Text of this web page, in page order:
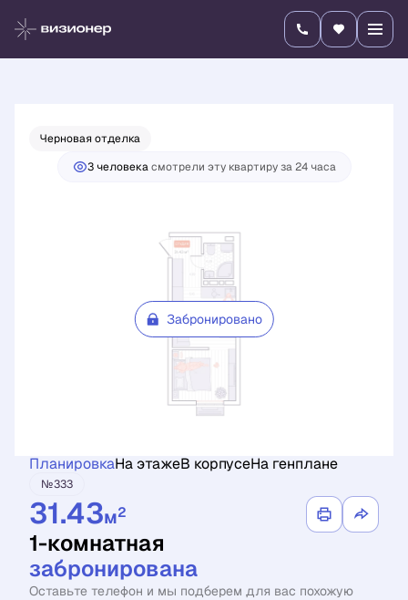
1-комнатная Цена по запросу
Черновая отделка
3 человекaсмотрели эту квартиру за 24 часа
Забронировано
ПланировкаНа этажеВ корпусеНа генплане
№333
31.43м2
1-комнатная
забронирована
Оставьте телефон и мы подберем для вас похожую